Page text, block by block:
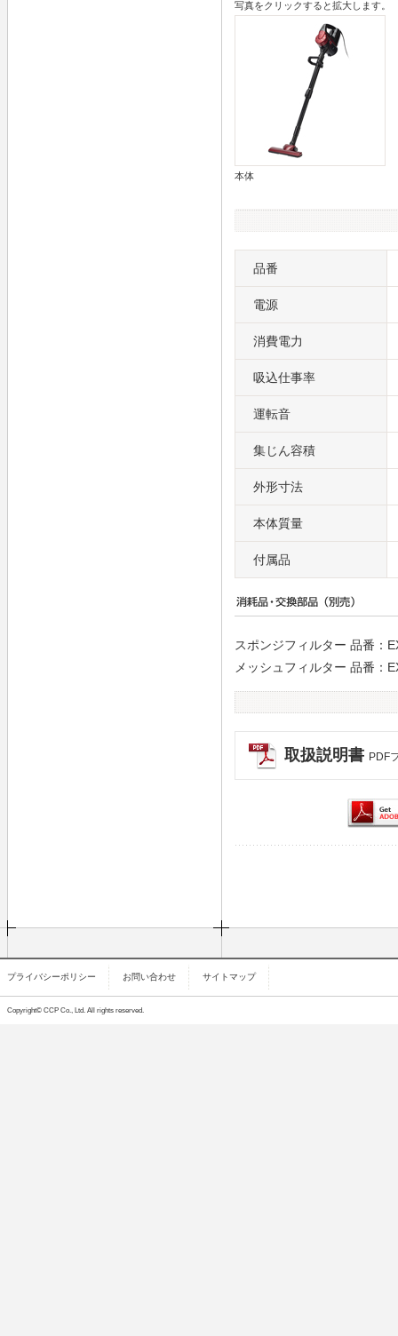
写真をクリックすると拡大します。
本体
品番
電源
消費電力
吸込仕事率
運転音
集じん容積
外形寸法
本体質量
付属品
スポンジフィルター 品番：
メッシュフィルター 品番：
取扱説明書 PDF
プライバシーポリシー お問い合わせ サイトマップ
Copyright© CCP Co., Ltd. All rights reserved.